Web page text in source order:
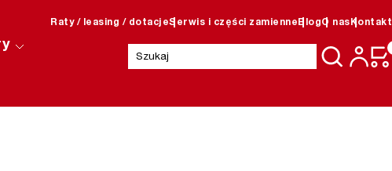
Raty / leasing / dotacjeSerwis i części zamienne BlogO nas Kontakt
Szukaj: